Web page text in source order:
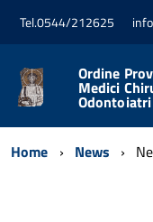
Tel.0544/212625
Ordine
Medici
Home News